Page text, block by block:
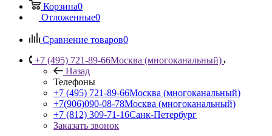
Корзина0
Отложенные0
Сравнение товаров0
+7 (495) 721-89-66Москва (многоканальный)
Назад
Телефоны
+7 (495) 721-89-66Москва (многоканальный)
+7(906)090-08-78Москва (многоканальный)
+7 (812) 309-71-16Санк-Петербург
Заказать звонок